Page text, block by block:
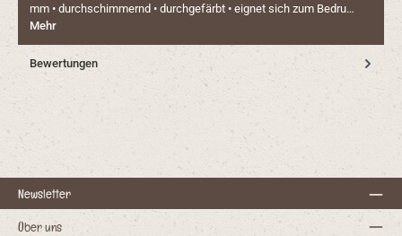
mm • durchschimmernd • durchgefärbt • eignet sich zum Bedru…
Mehr
Bewertungen
Newsletter
Über uns